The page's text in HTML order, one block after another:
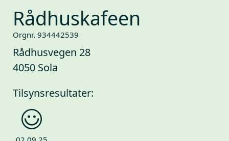
Rådhuskafeen
Orgnr. 934442539
Rådhusvegen 28
4050 Sola
Tilsynsresultater: